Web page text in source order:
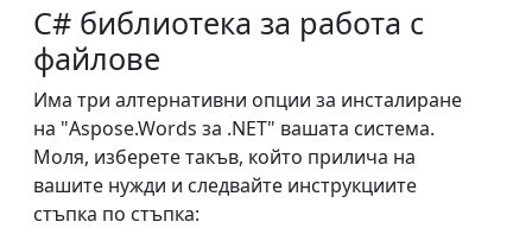
C# библиотека за работа с
файлове
Има три алтернативни опции за инсталиране
на "Aspose.Words за .NET" вашата система.
Моля, изберете такъв, който прилича на
вашите нужди и следвайте инструкциите
стъпка по стъпка: